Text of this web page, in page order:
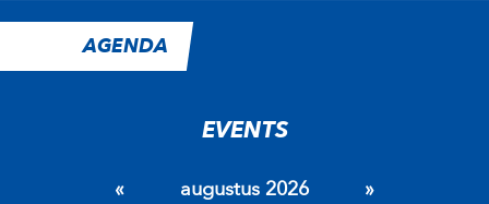
AGENDA
EVENTS
« augustus 2026
»